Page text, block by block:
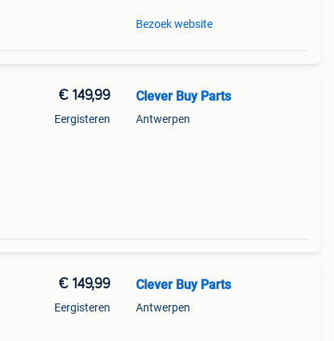
Bezoek website
€ 149,99
Eergisteren
Clever Buy Parts
Antwerpen
€ 149,99
Eergisteren
Clever Buy Parts
Antwerpen